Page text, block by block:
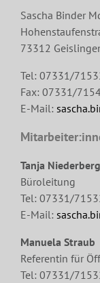
Sascha Binder
73312
Tel: 07331/
Fax: 07331/
E-Mail:
Tanja
Büroleitung
Tel: 07331/
E-Mail:
Manuela Straub
Referentin für
Tel: 07331/